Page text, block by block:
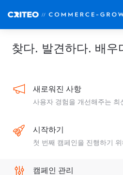
찾다. 발견하다. 배우
새로워진 사항
사용자 경험을 개선해주는
시작하기
첫 번째 캠페인을 진행하기
캠페인 관리